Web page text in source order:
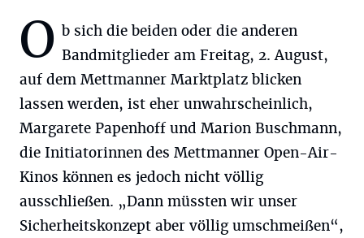
O b sich die beiden oder die anderen
Bandmitglieder am Freitag, 2. August,
auf dem Mettmanner Marktplatz blicken
lassen werden, ist eher unwahrscheinlich,
Margarete Papenhoff und Marion Buschmann,
die Initiatorinnen des Mettmanner Open-Air-
Kinos können es jedoch nicht völlig
ausschließen. „Dann müssten wir unser
Sicherheitskonzept aber völlig umschmeißen“,